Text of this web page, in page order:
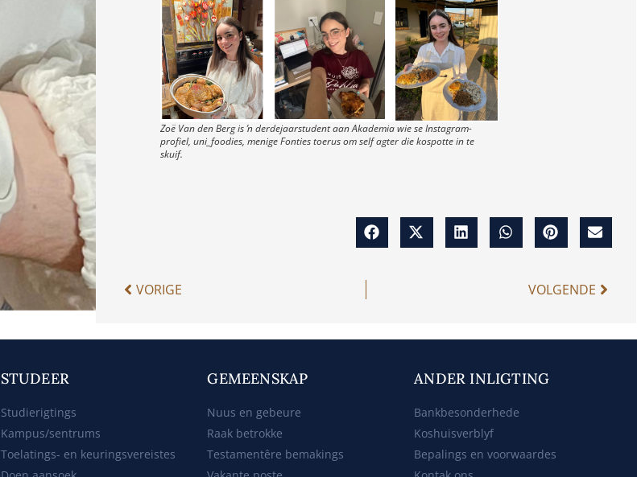
Zoë Van den Berg is ŉ derdejaarstudent aan Akademia wie se Instagram-
profiel, uni_foodies, menige Fonties toerus om self agter die kospotte in te
skuif.
VORIGE VOLGENDE
STUDEER
Studierigtings
Kampus/sentrums
Toelatings- en keuringsvereistes
GEMEENSKAP
Nuus en gebeure
Raak betrokke
Testamentêre bemakings
ANDER INLIGTING
Bankbesonderhede
Koshuisverblyf
Bepalings en voorwaardes